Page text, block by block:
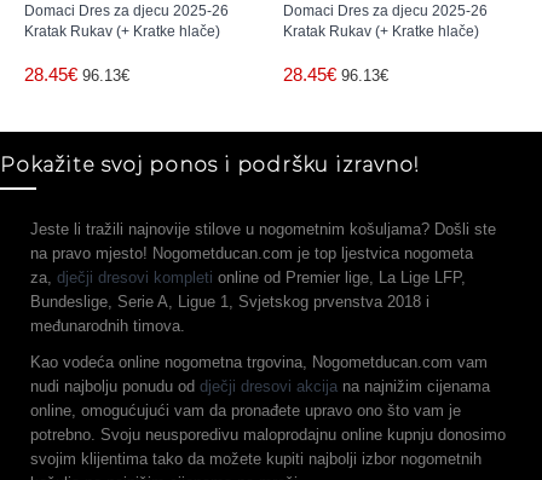
Domaci Dres za djecu 2025-26
Kratak Rukav (+ Kratke hlače)
28.45€ 96.13€
Domaci Dres za djecu 2025-26
Kratak Rukav (+ Kratke hlače)
28.45€ 96.13€
Pokažite svoj ponos i podršku izravno!
Jeste li tražili najnovije stilove u nogometnim košuljama? Došli ste
na pravo mjesto! Nogometducan.com je top ljestvica nogometa
za, dječji dresovi kompleti online od Premier lige, La Lige LFP,
Bundeslige, Serie A, Ligue 1, Svjetskog prvenstva 2018 i
međunarodnih timova.
Kao vodeća online nogometna trgovina, Nogometducan.com vam
nudi najbolju ponudu od dječji dresovi akcija na najnižim cijenama
online, omogućujući vam da pronađete upravo ono što vam je
potrebno. Svoju neusporedivu maloprodajnu online kupnju donosimo
svojim klijentima tako da možete kupiti najbolji izbor nogometnih